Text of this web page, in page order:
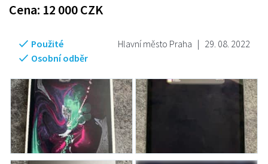
Cena: 12 000CZK
Hlavní město Praha | 29. 08. 2022
Použité
Osobní odběr